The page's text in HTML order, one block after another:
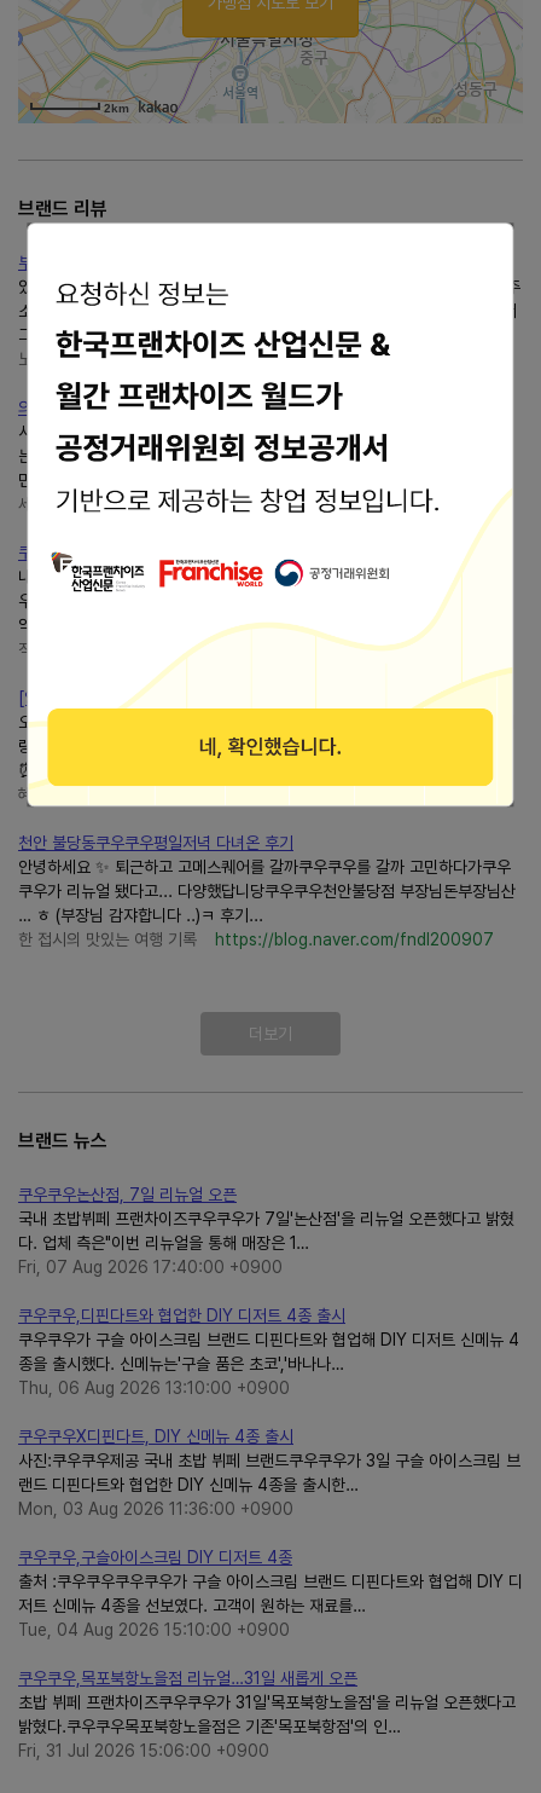
2km
브랜드 리뷰
부평역쿠우쿠우골드 부평점 내돈내산 후기
있는쿠우쿠우골드 부평점 방문 후기를 남기려고 해요.쿠우쿠우골드 부평점 주
소 인천 부평구... 무료)쿠우쿠우는 9층에 위치하고 있어요. 평일 디너로 가서
그런지 다행히 웨이팅은 없었어요!쿠우쿠우골드...
노랑이의 즐거운 하루
https://blog.naver.com/yellow12k
의정부에서 사람이 제일 많이 몰리는 고기 구워 먹는 뷔페집쿠우쿠....
사람은 항상 정신을 똑바로 차리고 살아야 합니다 고기 굽는쿠우쿠우가... 굽
는쿠우쿠우가 있었네요 오늘은 경기도 의정부 민락지구에 있는쿠우쿠우골드
민락점에 다녀왔습니다 보통은 오픈 시간인 11시에...
세상 살아가는 이야기
https://blog.naver.com/pm0521
쿠우쿠우골드 민락점 후기 | 초밥뷔페, 생맥주▪︎와인 무제한 이....
내돈내산 안녕하세요~ 오늘은쿠우쿠우골드 민락점 후기 가지고 왔습니다!쿠
우쿠우지점은 많지만... 그래서 5분 거리에 있는쿠우쿠우를 마다하고... 차로
약 40분을 달려 갔습니다 ㅎㅎ (골드 매장이란?...
직장인 봉자씨의 여행기록
https://blog.naver.com/kkkkyin
[양주] 옥정 맛집쿠우쿠우양주옥정점
오랜만에 이것저것 다 먹을 수 있는쿠우쿠우가 당기더라고요~ 그래서 차농이
랑 점심으로 옥정 맛집쿠우쿠우양주옥정점 다녀왔어요:)쿠우쿠우양주옥정점
⏰영업시간 월 ~ 일 11:00 ~ 21:50 라스트 오더 20:50...
혜농❤️차농 신혼일기
천안 불당동쿠우쿠우평일저녁 다녀온 후기
안녕하세요 ✨ 퇴근하고 고메스퀘어를 갈까쿠우쿠우를 갈까 고민하다가쿠우
쿠우가 리뉴얼 됐다고... 다양했답니당쿠우쿠우천안불당점 부장님돈부장님산
… ㅎ (부장님 감쟈합니다 ..)ㅋ 후기...
한 접시의 맛있는 여행 기록
https://blog.naver.com/fndl200907
더보기
브랜드 뉴스
쿠우쿠우논산점, 7일 리뉴얼 오픈
국내 초밥뷔페 프랜차이즈쿠우쿠우가 7일'논산점'을 리뉴얼 오픈했다고 밝혔
다. 업체 측은"이번 리뉴얼을 통해 매장은 1…
Fri, 07 Aug 2026 17:40:00 +0900
쿠우쿠우,디핀다트와 협업한 DIY 디저트 4종 출시
쿠우쿠우가 구슬 아이스크림 브랜드 디핀다트와 협업해 DIY 디저트 신메뉴 4
종을 출시했다. 신메뉴는'구슬 품은 초코','바나나…
Thu, 06 Aug 2026 13:10:00 +0900
쿠우쿠우X디핀다트, DIY 신메뉴 4종 출시
사진:쿠우쿠우제공 국내 초밥 뷔페 브랜드쿠우쿠우가 3일 구슬 아이스크림 브
랜드 디핀다트와 협업한 DIY 신메뉴 4종을 출시한…
Mon, 03 Aug 2026 11:36:00 +0900
쿠우쿠우,구슬아이스크림 DIY 디저트 4종
출처 :쿠우쿠우쿠우쿠우가 구슬 아이스크림 브랜드 디핀다트와 협업해 DIY 디
저트 신메뉴 4종을 선보였다. 고객이 원하는 재료를…
Tue, 04 Aug 2026 15:10:00 +0900
쿠우쿠우,목포북항노을점 리뉴얼…31일 새롭게 오픈
초밥 뷔페 프랜차이즈쿠우쿠우가 31일'목포북항노을점'을 리뉴얼 오픈했다고
밝혔다.쿠우쿠우목포북항노을점은 기존'목포북항점'의 인…
Fri, 31 Jul 2026 15:06:00 +0900